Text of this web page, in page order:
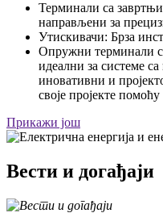
Терминали са
направљени за
Утискивачи: Брза
Опружни терминали
идеални за системе
иновативни и
своје пројекте
Прикажи још
Вести и догађаји